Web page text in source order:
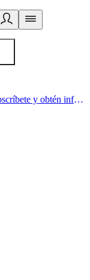
Acá comienza un estilo de vida saludable. Subscríbete y obtén información de primera mano